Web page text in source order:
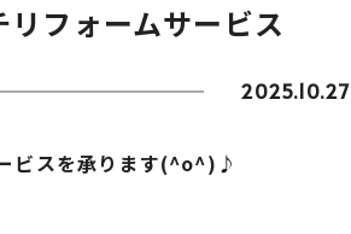
フォームサービス
2025.10.27
ビスを承ります(^o^)♪